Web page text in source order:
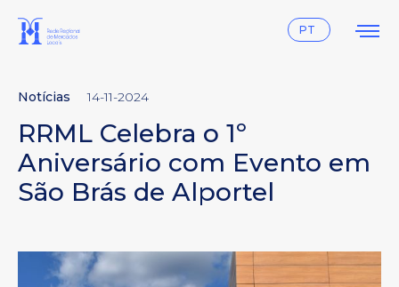
PT
Notícias 14-11-2024
RRML Celebra o 1º
Aniversário com Evento em
São Brás de Alportel